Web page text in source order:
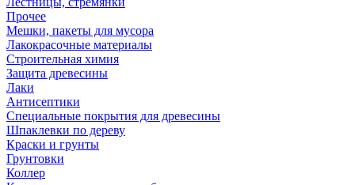
Прочее
Мешки, пакеты для мусора
Лакокрасочные материалы
Строительная химия
Защита древесины
Лаки
Антисептики
Специальные покрытия для древесины
Шпаклевки по дереву
Краски и грунты
Грунтовки
Коллер